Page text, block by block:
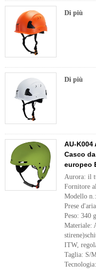
Di più
Di più
AU-
Casco
europeo
Aurora: il
Fornitore
Modello
Prese
Peso: 340 g
Materiale:
ITW,
Taglia: S/